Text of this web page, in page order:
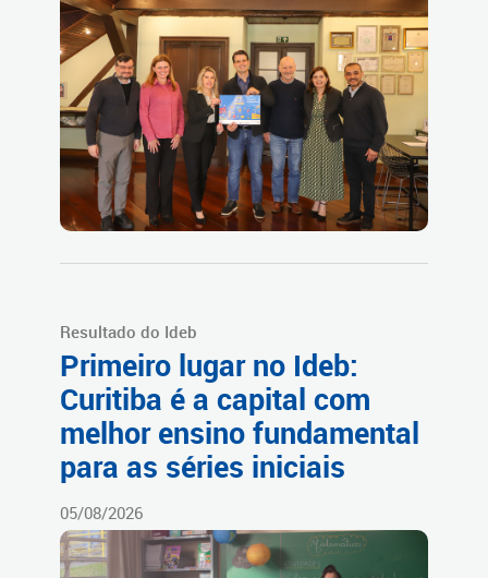
Resultado do Ideb
Primeiro lugar no Ideb:
Curitiba é a capital com
melhor ensino fundamental
para as séries iniciais
05/08/2026